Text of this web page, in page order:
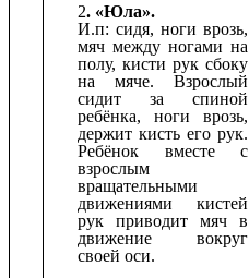
2. «Юла».
И.п: сидя, ноги врозь,
мяч между ногами на
полу, кисти рук сбоку
на мяче. Взрослый
сидит за спиной
ребёнка, ноги врозь,
держит кисть его рук.
Ребёнок вместе с
взрослым
вращательными
движениями кистей
рук приводит мяч в
движение вокруг
своей оси.